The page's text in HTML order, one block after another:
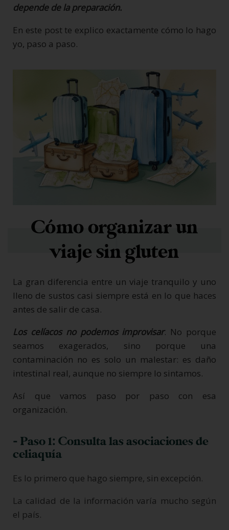
depende de la preparación.
En este post te explico exactamente cómo lo hago
yo, paso a paso.
Cómo organizar un
viaje sin gluten
La gran diferencia entre un viaje tranquilo y uno
lleno de sustos casi siempre está en lo que haces
antes de salir de casa.
Los celíacos no podemos improvisar. No porque
seamos exagerados, sino porque una
contaminación no es solo un malestar: es daño
intestinal real, aunque no siempre lo sintamos.
Así que vamos paso por paso con esa
organización.
- Paso 1: Consulta las asociaciones de
celiaquía
Es lo primero que hago siempre, sin excepción.
La calidad de la información varía mucho según
el país.